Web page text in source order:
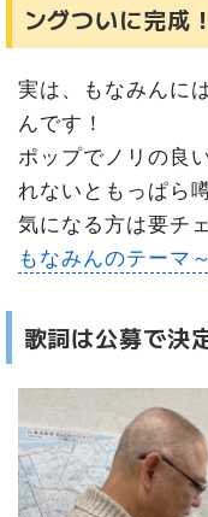
ングついに完成！
実は、もなみんに
んです！
ポップでノリの良
れないともっぱら
気になる方は要チ
もなみんのテーマ
歌詞は公募で決